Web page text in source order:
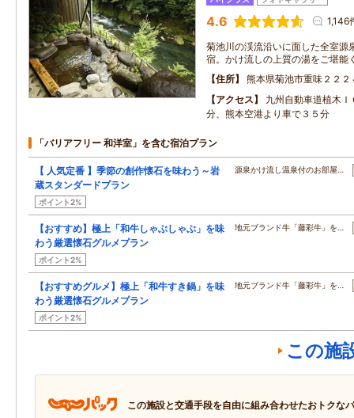
4.6 1,146
菊池川の渓流沿いに面した全室源
宿。かけ流しの上質の湯をご堪能
住所
熊本県菊池市重味２２２
アクセス
九州自動車道植木
分、熊本空港より車で３５分
「バリアフリー 和洋室」を含む宿泊プラン
【 人気定番 】季節の創作懐石を味わう～岩
蔵スタンダードプラン
ポイント2%
源泉かけ流し温泉付のお部屋…
【おすすめ】極上「和牛しゃぶしゃぶ」を味
わう厳選懐石グルメプラン
ポイント2%
地元ブランド牛「藤彩牛」を…
【おすすめグルメ】極上「和牛すき鍋」を味
わう厳選懐石グルメプラン
ポイント2%
地元ブランド牛「藤彩牛」を…
この施
この施設と交通手段を自由に組み合わせたおトクな